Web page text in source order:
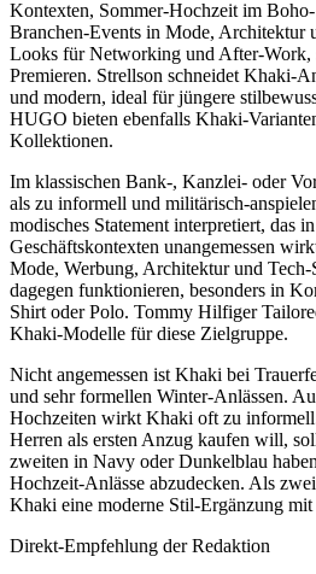
Kontexten, Sommer-Hochzeit im
Branchen-Events in Mode, Architektur
Looks für Networking und After-Work,
Premieren. Strellson schneidet Khaki-
und modern, ideal für jüngere
HUGO bieten ebenfalls Khaki-
Kollektionen.
Im klassischen Bank-, Kanzlei- oder
als zu informell und militärisch-
modisches Statement interpretiert, das
Geschäftskontexten unangemessen
Mode, Werbung, Architektur und
dagegen funktionieren, besonders in
Shirt oder Polo. Tommy Hilfiger
Khaki-Modelle für diese Zielgruppe.
Nicht angemessen ist Khaki bei
und sehr formellen Winter-Anlässen.
Hochzeiten wirkt Khaki oft zu
Herren als ersten Anzug kaufen will,
zweiten in Navy oder Dunkelblau
Hochzeit-Anlässe abzudecken. Als
Khaki eine moderne Stil-Ergänzung
Direkt-Empfehlung der Redaktion